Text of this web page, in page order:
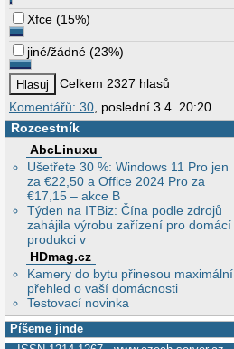
Xfce (15%)
jiné/žádné (23%)
Celkem 2327 hlasů
Komentářů: 30 , poslední 3.4. 20:20
Rozcestník
AbcLinuxu
Ušetřete 30 %: Windows 11 Pro jen
za €22,50 a Office 2024 Pro za
€17,15 – akce B
Týden na ITBiz: Čína podle zdrojů
zahájila výrobu zařízení pro domácí
produkci v
HDmag.cz
Kamery do bytu přinesou maximální
přehled o vaší domácnosti
Testovací novinka
Píšeme jinde